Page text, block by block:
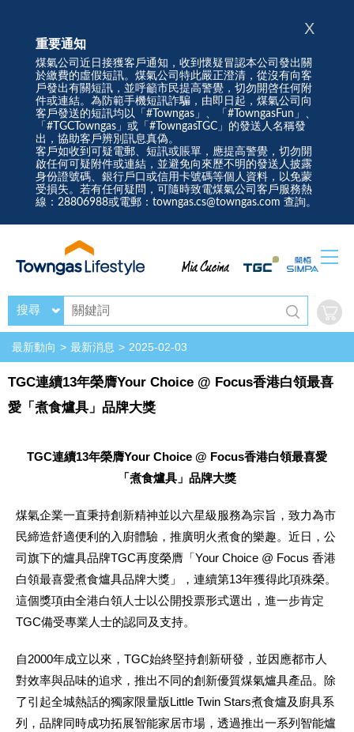
重要通知
煤氣公司近日接獲客戶通知，收到懷疑冒認本公司發出關
於繳費的虛假短訊。煤氣公司特此嚴正澄清，從沒有向客
戶發出有關短訊，並呼籲市民提高警覺，切勿開啓任何附
件或連結。為防範手機短訊詐騙，由即日起，煤氣公司向
客戶發送的短訊均以「#Towngas」、「#TowngasFun」、
「#TGCTowngas」或「#TowngasTGC」的發送人名稱發
出，協助客戶辨別訊息真偽。
客戶如收到可疑電郵、短訊或賬單，應提高警覺，切勿開
啟任何可疑附件或連結，並避免向來歷不明的發送人披露
身份證號碼、銀行戶口或信用卡號碼等個人資料，以免蒙
受損失。若有任何疑問，可隨時致電煤氣公司客戶服務熱
線：28806988或電郵：towngas.cs@towngas.com 查詢。
X
搜尋
最新動向 最新消息 2025-02-03
TGC連續13年榮膺Your Choice @ Focus香港白領最喜
愛「煮食爐具」品牌大獎
TGC連續13年榮膺Your Choice @ Focus香港白領最喜愛
「煮食爐具」品牌大獎
煤氣企業一直秉持創新精神並以六星級服務為宗旨，致力為市
民締造舒適便利的入廚體驗，推廣明火煮食的樂趣。近日，公
司旗下的爐具品牌TGC再度榮膺「Your Choice @ Focus 香港
白領最喜愛煮食爐具品牌大獎」，連續第13年獲得此項殊榮。
這個獎項由全港白領人士以公開投票形式選出，進一步肯定
TGC備受專業人士的認同及支持。
自2000年成立以來，TGC始終堅持創新研發，並因應都市人
對效率與品味的追求，推出不同的創新優質煤氣爐具產品。除
了引起全城熱話的獨家限量版Little Twin Stars煮食爐及廚具系
列，品牌同時成功拓展智能家居市場，透過推出一系列智能爐